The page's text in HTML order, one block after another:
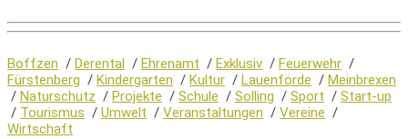
Boffzen / Derental / Ehrenamt / Exklusiv / Feuerwehr /
Fürstenberg / Kindergarten / Kultur / Lauenförde / Meinbrexen
/ Naturschutz / Projekte / Schule / Solling / Sport / Start-up
/ Tourismus / Umwelt / Veranstaltungen / Vereine /
Wirtschaft